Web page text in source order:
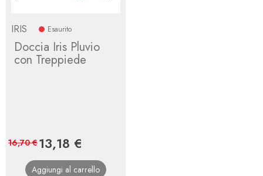
IRIS Esaurito
Doccia Iris Pluvio
con Treppiede
Prezzo
13,18 €
base
16,70 €
Aggiungi al carrello